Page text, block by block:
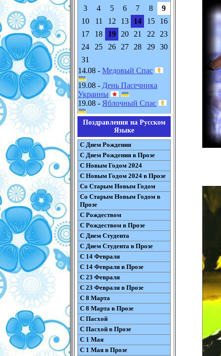
3
4 5 6 7 8
9
10
11 12 13 14 15
16
17
18 19 20 21 22
23
24
25 26 27 28 29
30
31
14.08 - Медовый Спас
19.08 - День Пасечника
Украины
19.08 - Яблочный Спас
Поздравления на Русском
Языке
С Днем Рождения
С Днем Рождения в Прозе
С Новым Годом 2024
С Новым Годом 2024 в Прозе
Со Старым Новым Годом
Со Старым Новым Годом в
Прозе
С Рождеством
С Рождеством в Прозе
С Днем Студента
С Днем Студента в Прозе
С 14 Февраля
С 14 Февраля в Прозе
С 23 Февраля
С 23 Февраля в Прозе
С 8 Марта
С 8 Марта в Прозе
С Пасхой
С Пасхой в Прозе
С 1 Мая
С 1 Мая в Прозе